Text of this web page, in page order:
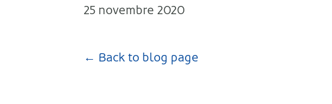
25 novembre 2020
← Back to blog page